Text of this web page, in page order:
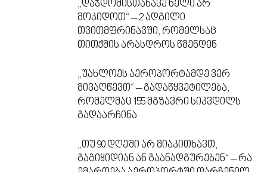
„დაჯდომისთანავე ხელი არ
მოკიდოთ“ – 2 ადგილი
თვითმფრინავში, რომელსაც
თითქმის არასდროს წმენდენ
„უახლოეს აეროპორტამდე ვერ
მივაღწევთ“ – გადაწყვეტილება,
რომელმაც 155 მგზავრი სიკვდილს
გადაარჩინა
„თუ 90 დღეში არ მიაკითხავთ,
გაგიყიდიან ან გაანადგურებენ“ – რა